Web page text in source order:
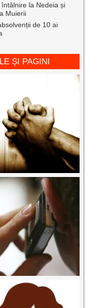
la Nedeia și
Muierii
de 10 ai
ȘI PAGINI